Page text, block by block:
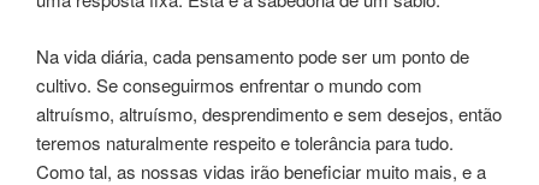
Na vida diária, cada pensamento pode ser um ponto de
cultivo. Se conseguirmos enfrentar o mundo com
altruísmo, altruísmo, desprendimento e sem desejos, então
teremos naturalmente respeito e tolerância para tudo.
Como tal, as nossas vidas irão beneficiar muito mais, e a